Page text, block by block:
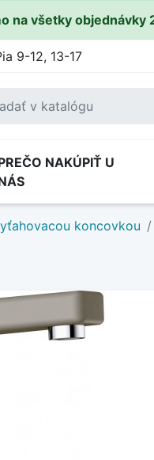
na všetky objednávky
9-12, 13-17
NAKÚPIŤ U
koncovkou